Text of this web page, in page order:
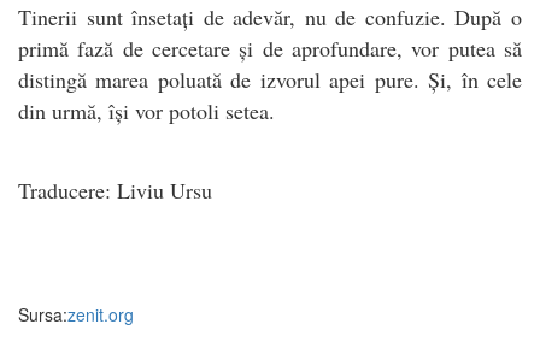
Tinerii sunt însetați de adevăr, nu de confuzie. După o
primă fază de cercetare și de aprofundare, vor putea să
distingă marea poluată de izvorul apei pure. Și, în cele
din urmă, își vor potoli setea.
Traducere: Liviu Ursu
Sursa:zenit.org